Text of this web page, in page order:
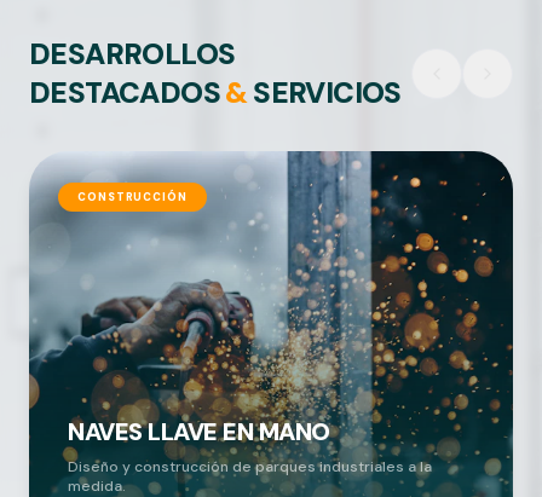
DESARROLLOS
DESTACADOS&SERVICIOS
CONSTRUCCIÓN
NAVES LLAVE EN MANO
Diseño y construcción de parques industriales a la
medida.